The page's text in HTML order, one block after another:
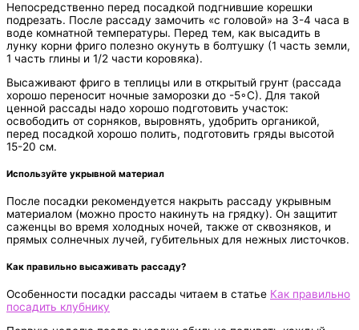
Непосредственно перед посадкой подгнившие корешки
подрезать. После рассаду замочить «с головой» на 3-4 часа в
воде комнатной температуры. Перед тем, как высадить в
лунку корни фриго полезно окунуть в болтушку (1 часть земли,
1 часть глины и 1/2 части коровяка).
Высаживают фриго в теплицы или в открытый грунт (рассада
хорошо переносит ночные заморозки до -5◦С). Для такой
ценной рассады надо хорошо подготовить участок:
освободить от сорняков, выровнять, удобрить органикой,
перед посадкой хорошо полить, подготовить гряды высотой
15-20 см.
Используйте укрывной материал
После посадки рекомендуется накрыть рассаду укрывным
материалом (можно просто накинуть на грядку). Он защитит
саженцы во время холодных ночей, также от сквозняков, и
прямых солнечных лучей, губительных для нежных листочков.
Как правильно высаживать рассаду?
Особенности посадки рассады читаем в статье Как правильно
посадить клубнику